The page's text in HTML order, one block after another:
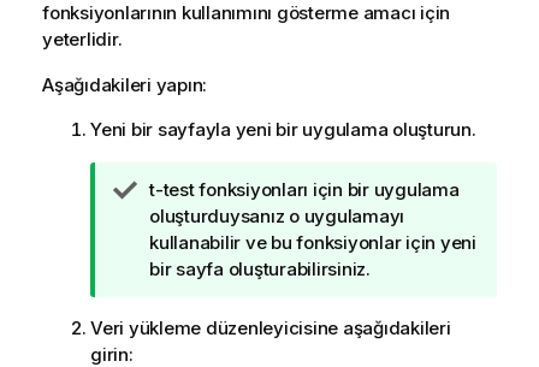
fonksiyonlarının kullanımını gösterme amacı için
yeterlidir.
Aşağıdakileri yapın:
Yeni bir sayfayla yeni bir uygulama oluşturun.
İ
p
u
c
n
t-testfonksiyonları için bir uygulama
oluşturduysanız o uygulamayı
kullanabilir ve bu fonksiyonlar için yeni
bir sayfa oluşturabilirsiniz.
Veri yükleme düzenleyicisine aşağıdakileri
girin: